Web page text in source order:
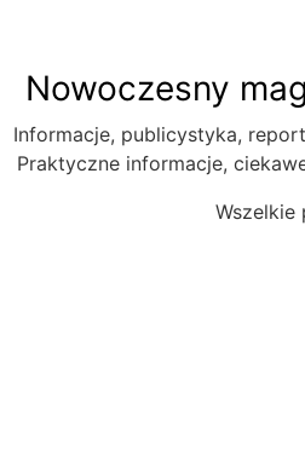
Nowoczesny
Informacje, publicystyka,
Praktyczne informacje,